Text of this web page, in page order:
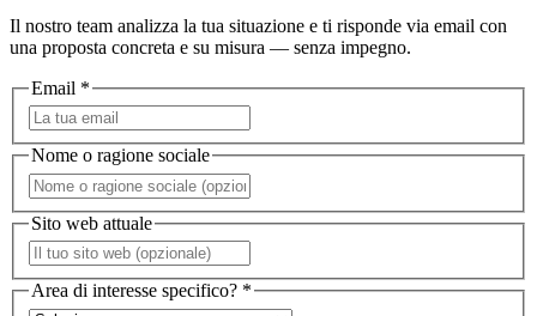
Il nostro team analizza la tua situazione e ti risponde via email con
una proposta concreta e su misura — senza impegno.
Email *
Nome o ragione sociale
Sito web attuale
Area di interesse specifico? *